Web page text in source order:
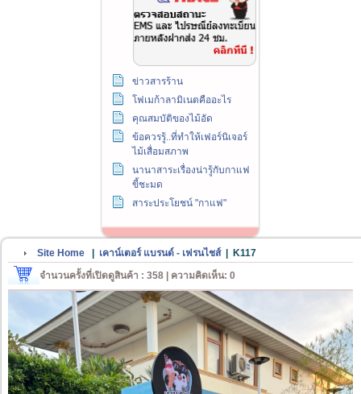
ข่าวสารร้าน
โฟเมก้าลามิเนตคืออะไร
คุณสมบัติของไม้อัด
ข้อควรรู้..ที่ทำให้เฟอร์นิเจอร์
ไม้เสื่อมสภาพ
นานาสาระเรื่องน่ารู้กับกาแฟ
ขี้ชะมด
สาระประโยชน์ "กาแฟ"
Site Home เคาน์เตอร์ แบรนด์ - เฟรนไชส์|
K117
จำนวนครั้งที่เปิดดูสินค้า : 358 | ความคิดเห็น: 0